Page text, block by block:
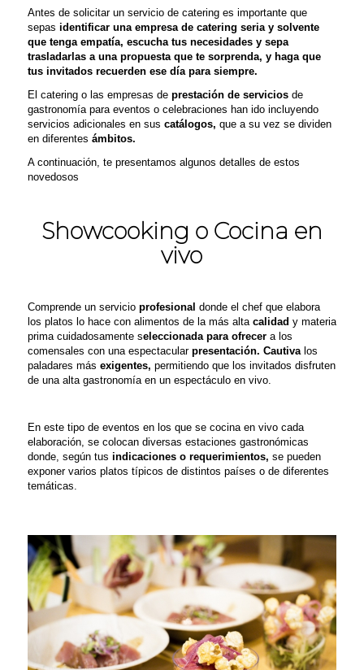
Antes de solicitar un servicio de catering es importante que
sepas identificar una empresa de catering seria y solvente
que tenga empatía, escucha tus necesidades y sepa
trasladarlas a una propuesta que te sorprenda, y haga que
tus invitados recuerden ese día para siempre.
El catering o las empresas de prestación de serviciosde
gastronomía para eventos o celebraciones han ido incluyendo
servicios adicionales en sus catálogos, que a su vez se dividen
en diferentes ámbitos.
A continuación, te presentamos algunos detalles de estos
novedosos
Showcooking o Cocina en
vivo
Comprende un servicio profesional donde el chef que elabora
los platos lo hace con alimentos de la más alta calidad y materia
primacuidadosamente seleccionada para ofrecer a los
comensales con una espectacular presentación. Cautivalos
paladares más exigentes, permitiendo que los invitados disfruten
de una alta gastronomía en un espectáculo en vivo.
En este tipo de eventos en los que se cocina en vivo cada
elaboración, se colocan diversas estaciones gastronómicas
donde, según tus indicaciones o requerimientos, se pueden
exponer varios platos típicos de distintos países o de diferentes
temáticas.